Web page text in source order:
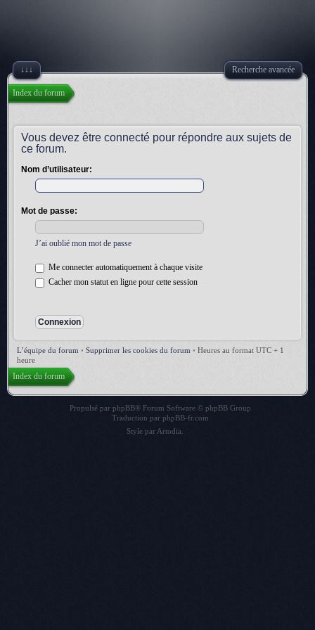
↓↓↓ Recherche avancée
Index du forum
Vous devez être connecté pour répondre aux sujets de
ce forum.
Nom d’utilisateur:
Mot de passe:
J’ai oublié mon mot de passe
Me connecter automatiquement à chaque visite
Cacher mon statut en ligne pour cette session
L’équipe du forum • Supprimer les cookies du forum • Heures au format UTC + 1
heure
Index du forum
Propulsé par phpBB® Forum Software © phpBB Group
Traduction par phpBB-fr.com
Style par Artodia